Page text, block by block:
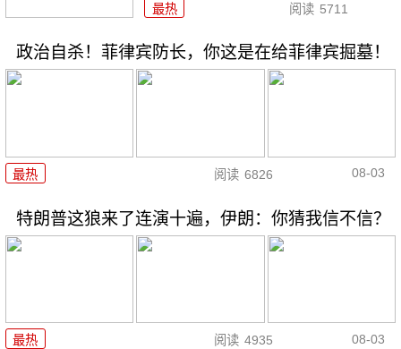
最热 阅读 5711
政治自杀！菲律宾防长，你这是在给菲律宾掘墓！
最热 阅读 6826 08-03
特朗普这狼来了连演十遍，伊朗：你猜我信不信？
最热 阅读 4935 08-03